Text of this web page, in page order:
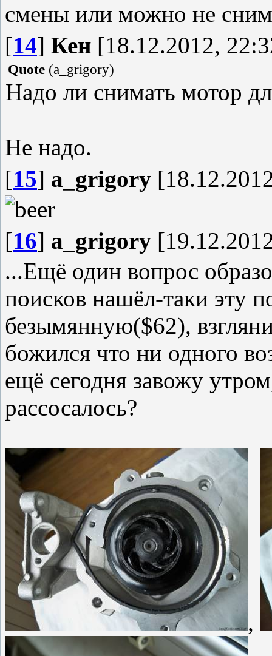
смены или можно не
[14] Кен [18.12.2012,
Quote (a_grigory)
Надо ли снимать мотор
Не надо.
[15] a_grigory
[16] a_grigory
...Ещё один вопрос
поисков нашёл-таки эту
безымянную($62),
божился что ни одного
ещё сегодня завожу
рассосалось?
,